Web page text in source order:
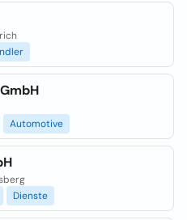
Automotive
Dienste